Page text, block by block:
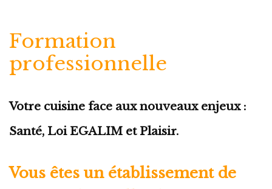
Formation
professionnelle
Votre cuisine face aux nouveaux enjeux :
Santé, Loi EGALIM et Plaisir.
Vous êtes un établissement de